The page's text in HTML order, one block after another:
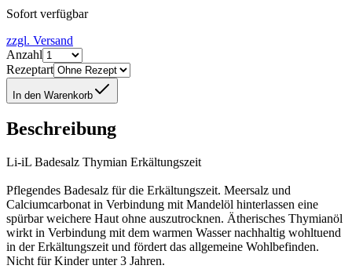
Sofort verfügbar
zzgl. Versand
Anzahl
Rezeptart
In den Warenkorb
Beschreibung
Li-iL Badesalz Thymian Erkältungszeit
Pflegendes Badesalz für die Erkältungszeit. Meersalz und
Calciumcarbonat in Verbindung mit Mandelöl hinterlassen eine
spürbar weichere Haut ohne auszutrocknen. Ätherisches Thymianöl
wirkt in Verbindung mit dem warmen Wasser nachhaltig wohltuend
in der Erkältungszeit und fördert das allgemeine Wohlbefinden.
Nicht für Kinder unter 3 Jahren.